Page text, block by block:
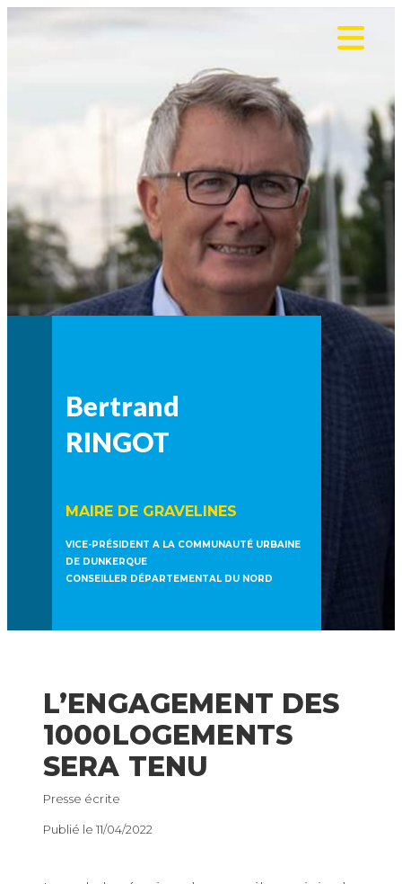
Bertrand
RINGOT
MAIRE DE GRAVELINES
VICE-PRÉSIDENT A LA COMMUNAUTÉ URBAINE
DE DUNKERQUE
CONSEILLER DÉPARTEMENTAL DU NORD
L’ENGAGEMENT DES
1000LOGEMENTS
SERA TENU
Presse écrite
Publié le 11/04/2022
Panneau de gestion des cookies